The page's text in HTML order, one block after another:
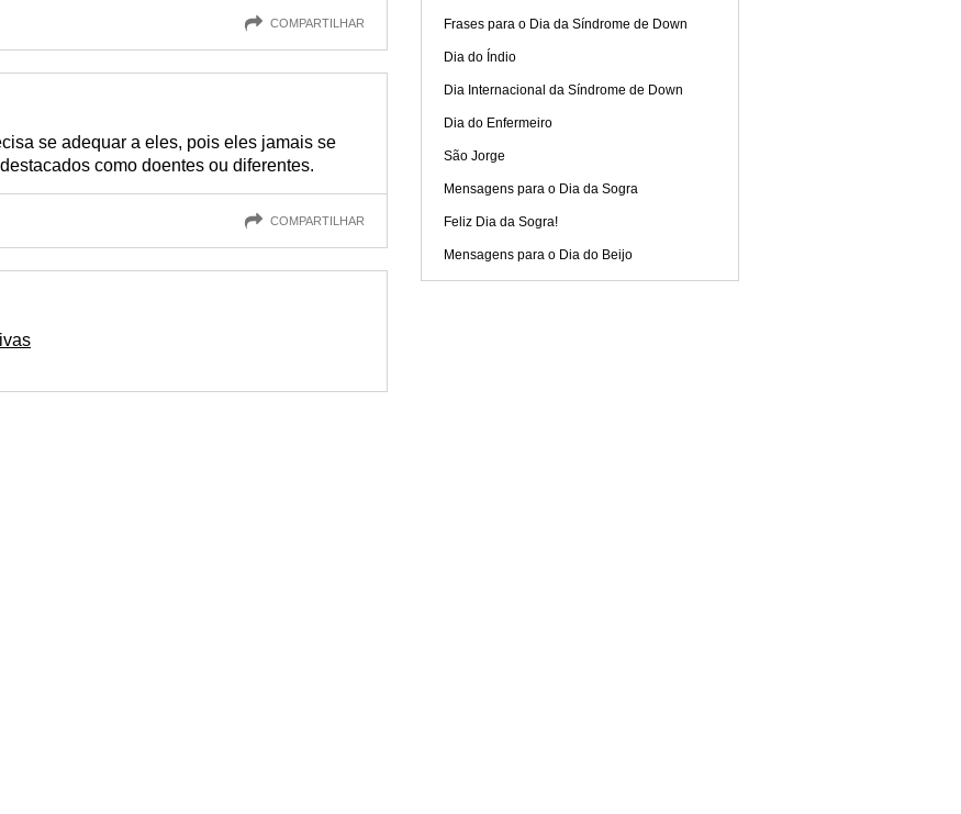
COMPARTILHAR
se adequar a eles, pois eles jamais se
como doentes ou diferentes.
COMPARTILHAR
Frases para o Dia da Síndrome de Down
Dia do Índio
Dia Internacional da Síndrome de Down
Dia do Enfermeiro
São Jorge
Mensagens para o Dia da Sogra
Feliz Dia da Sogra!
Mensagens para o Dia do Beijo